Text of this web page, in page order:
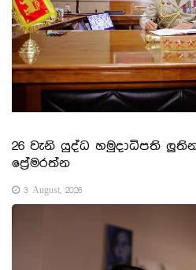
26 වැනි යුද්ධ හමුදාධිපති
ප්‍රේමරත්න
3 August, 2026